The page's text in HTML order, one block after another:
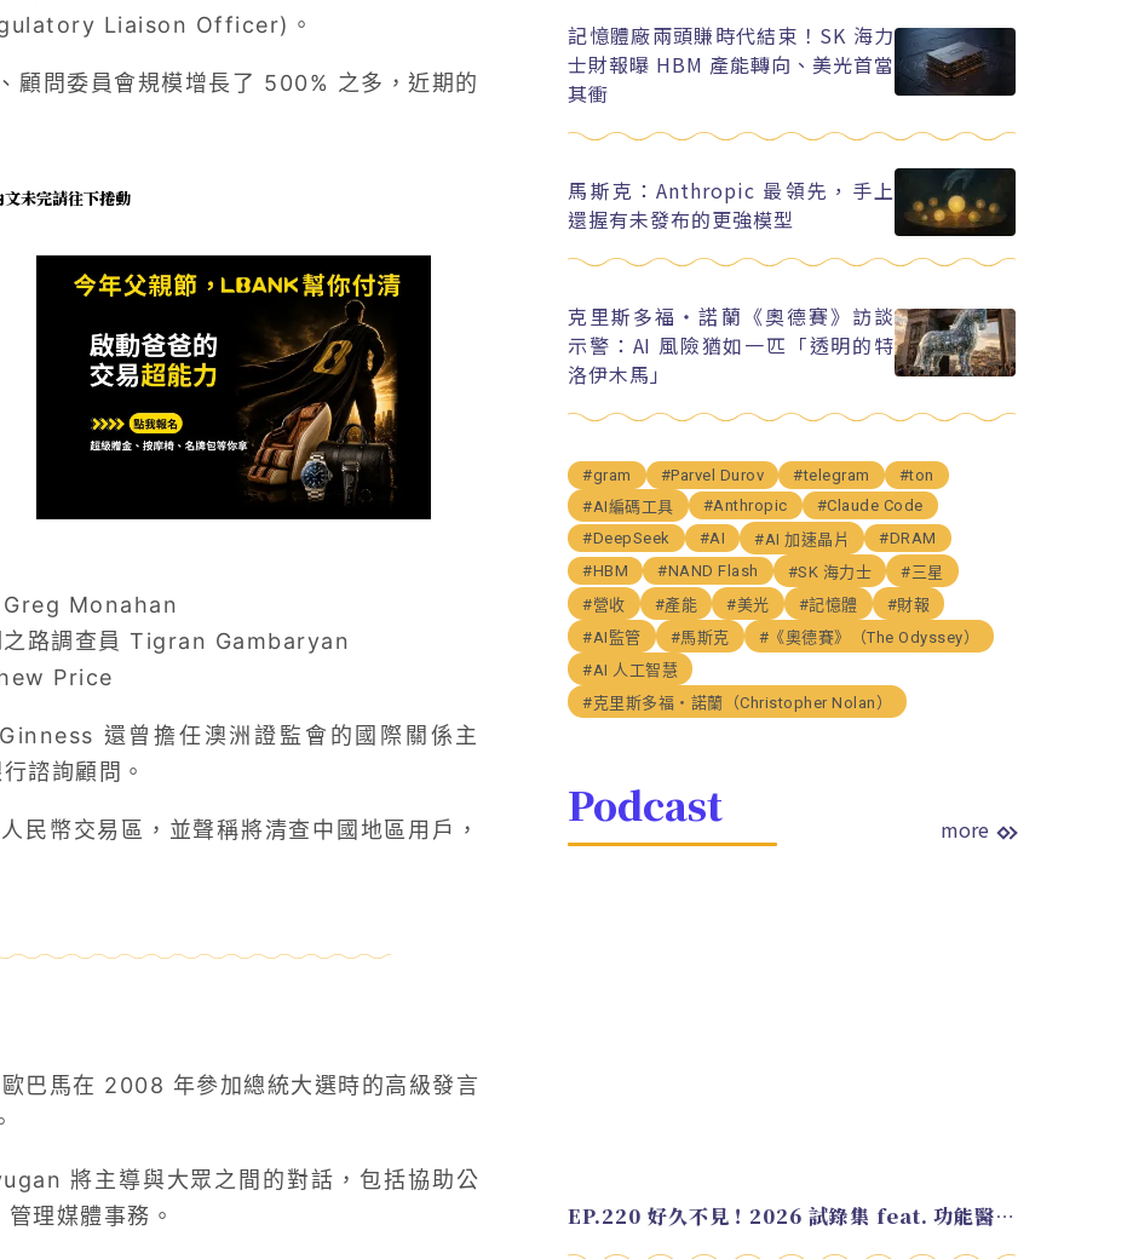
Liaison Officer)。
顧問委員會規模增長了 500% 之多，近期的
未完請往下捲動
Greg Monahan
之路調查員 Tigran Gambaryan
Price
還曾擔任澳洲證監會的國際關係主
諮詢顧問。
民幣交易區，並聲稱將清查中國地區用戶，
巴馬在 2008 年參加總統大選時的高級發言
將主導與大眾之間的對話，包括協助公
理媒體事務。
記憶體廠兩頭賺時代結束！SK 海力
士財報曝 HBM 產能轉向、美光首當
其衝
馬斯克：Anthropic 最領先，手上
還握有未發布的更強模型
克里斯多福・諾蘭《奧德賽》訪談
示警：AI 風險猶如一匹「透明的特
洛伊木馬」
#gram #Parvel Durov #telegram
#ton
#AI編碼工具
#Anthropic
#Claude Code
#DeepSeek
#AI #AI 加速晶片
#DRAM
#HBM
#NAND Flash #SK 海力士
#三星
#營收
#產能 #美光 #記憶體
#財報
#AI監管
#馬斯克
#《奧德賽》（The Odyssey）
#AI 人工智慧
#克里斯多福・諾蘭（Christopher Nolan）
Podcast more
EP.220 好久不見！2026 試錄集 feat. 功能醫學營養師 美寶